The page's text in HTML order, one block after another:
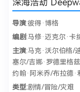
深海浩劫
导演:彼得·博格
编剧:马修·迈克尔·卡
主演:马克·沃尔伯格/
塞尔/吉娜·罗德里格
约翰·阿米乔/布拉德·
类型:剧情/冒险/灾难